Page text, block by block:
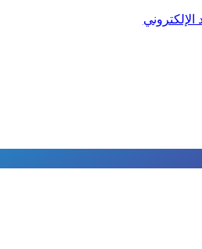
الإلكتروني